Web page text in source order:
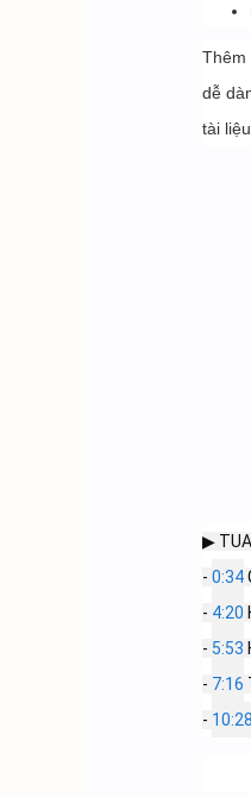
Thêm
dễ
tài
▶ TUA
- 0:34
- 4:20
- 5:53
- 7:16
- 10:28